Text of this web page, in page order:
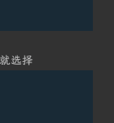
选择